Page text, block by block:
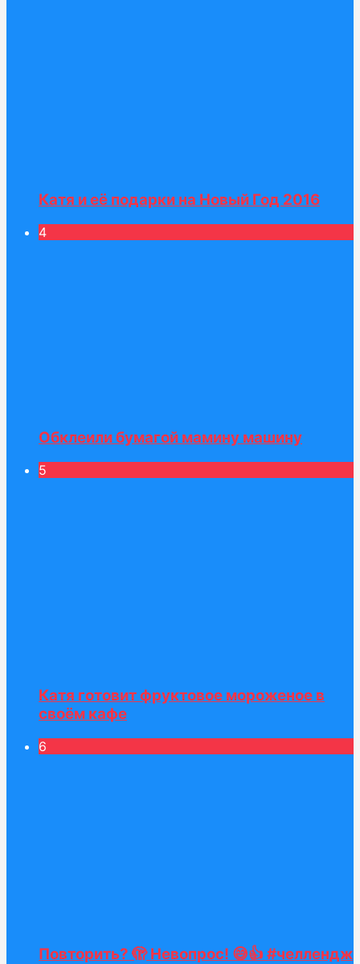
Катя и её подарки на Новый Год 2016
4
Обклеили бумагой мамину машину
5
Катя готовит фруктовое мороженое в
своём кафе
6
Повторить? 🫣 Невопрос! 😅👍 #челлендж